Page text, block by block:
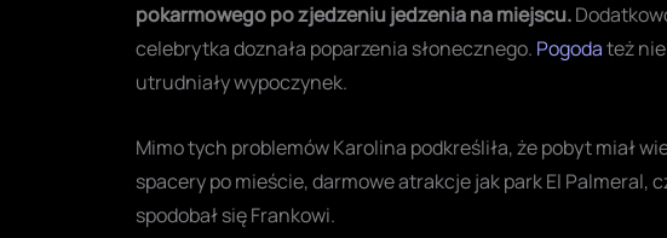
pokarmowego po zjedzeniu jedzenia na miejscu.
celebrytka doznała poparzenia słonecznego. Pogodateż
utrudniały wypoczynek.
Mimo tych problemów Karolina podkreśliła, że pobyt miał
spacery po mieście, darmowe atrakcje jak park El Palmeral,
spodobał się Frankowi.